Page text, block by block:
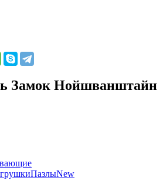
Замок Нойшванштайн
ПазлыNew